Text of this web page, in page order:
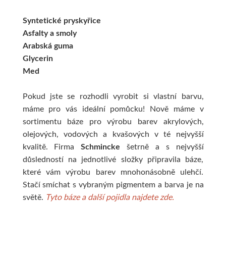
Syntetické pryskyřice
Asfalty a smoly
Arabská guma
Glycerin
Med
Pokud jste se rozhodli vyrobit si vlastní barvu,
máme pro vás ideální pomůcku! Nově máme v
sortimentu báze pro výrobu barev akrylových,
olejových, vodových a kvašových v té nejvyšší
kvalitě. FirmaSchmincke šetrně a s nejvyšší
důsledností na jednotlivé složky připravila báze,
které vám výrobu barev mnohonásobně ulehčí.
Stačí smíchat s vybraným pigmentem a barva je na
světě. Tyto báze a další pojidla najdete zde.